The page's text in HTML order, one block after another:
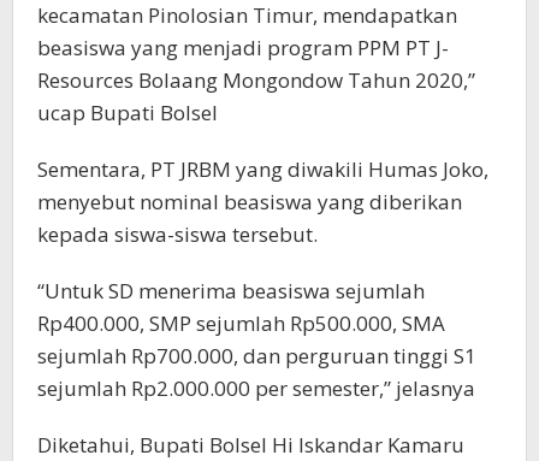
kecamatan Pinolosian Timur, mendapatkan
beasiswa yang menjadi program PPM PT J-
Resources Bolaang Mongondow Tahun 2020,”
ucap Bupati Bolsel
Sementara, PT JRBM yang diwakili Humas Joko,
menyebut nominal beasiswa yang diberikan
kepada siswa-siswa tersebut.
“Untuk SD menerima beasiswa sejumlah
Rp400.000, SMP sejumlah Rp500.000, SMA
sejumlah Rp700.000, dan perguruan tinggi S1
sejumlah Rp2.000.000 per semester,” jelasnya
Diketahui, Bupati Bolsel Hi Iskandar Kamaru